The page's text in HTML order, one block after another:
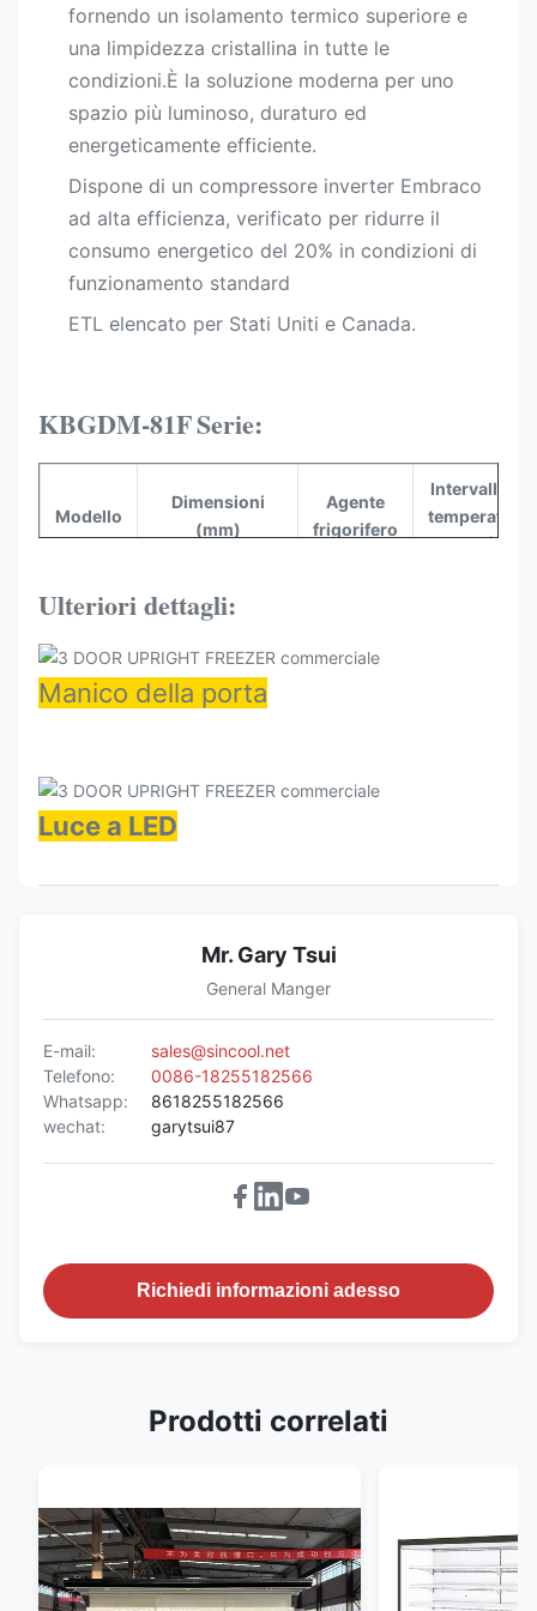
fornendo un isolamento termico superiore e
una limpidezza cristallina in tutte le
condizioni.È la soluzione moderna per uno
spazio più luminoso, duraturo ed
energeticamente efficiente.
Dispone di un compressore inverter Embraco
ad alta efficienza, verificato per ridurre il
consumo energetico del 20% in condizioni di
funzionamento standard
ETL elencato per Stati Uniti e Canada.
KBGDM-81FSerie:
Modello
Dimensioni
(mm)
Agente
frigorifero
Intervallo di
temperatura
(°C)
81F
2040*830*2100
Ulteriori dettagli:
Manico della porta
Luce a LED
Mr. Gary Tsui
General Manger
E-mail:
sales@sincool.net
Telefono:
0086-18255182566
Whatsapp:
8618255182566
wechat:
garytsui87
Richiedi informazioni adesso
Prodotti correlati